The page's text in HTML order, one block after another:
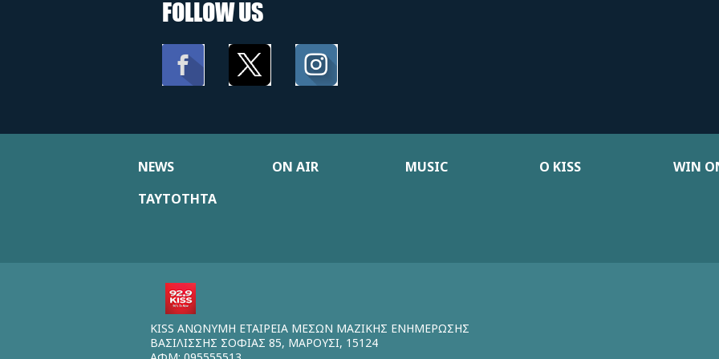
FOLLOW US
NEWS ON AIR MUSIC Ο KISS WIN
ΤΑΥΤΟΤΗΤΑ
KISS ΑΝΩΝΥΜΗ ΕΤΑΙΡΕΙΑ ΜΕΣΩΝ ΜΑΖΙΚΗΣ ΕΝΗΜΕΡΩΣΗΣ
ΒΑΣΙΛΙΣΣΗΣ ΣΟΦΙΑΣ 85, ΜΑΡΟΥΣΙ, 15124